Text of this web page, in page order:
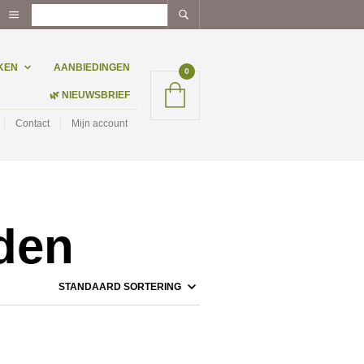
AANBIEDINGEN
🌿 NIEUWSBRIEF
Contact Mijn account
0